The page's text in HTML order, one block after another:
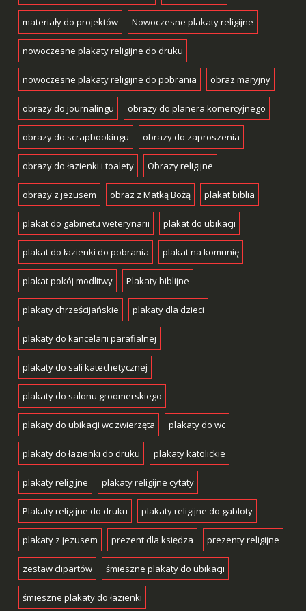
materiały do projektów Nowoczesne plakaty religijne
nowoczesne plakaty religijne do druku
nowoczesne plakaty religijne do pobrania obraz maryjny
obrazy do journalingu obrazy do planera komercyjnego
obrazy do scrapbookingu obrazy do zaproszenia
obrazy do łazienki i toalety Obrazy religijne
obrazy z jezusem obraz z Matką Bożą plakat biblia
plakat do gabinetu weterynarii plakat do ubikacji
plakat do łazienki do pobrania plakat na komunię
plakat pokój modlitwy Plakaty biblijne
plakaty chrześcijańskie plakaty dla dzieci
plakaty do kancelarii parafialnej
plakaty do sali katechetycznej
plakaty do salonu groomerskiego
plakaty do ubikacji wc zwierzęta plakaty do wc
plakaty do łazienki do druku plakaty katolickie
plakaty religijne plakaty religijne cytaty
Plakaty religijne do druku plakaty religijne do gabloty
plakaty z jezusem prezent dla księdza prezenty religijne
zestaw clipartów śmieszne plakaty do ubikacji
śmieszne plakaty do łazienki